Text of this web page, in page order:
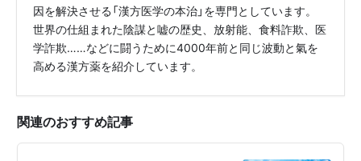
因を解決させる「漢方医学の本治」を専門としています。
世界の仕組まれた陰謀と嘘の歴史、放射能、食料詐欺、医
学詐欺……などに闘うために4000年前と同じ波動と氣を
高める漢方薬を紹介しています。
関連のおすすめ記事